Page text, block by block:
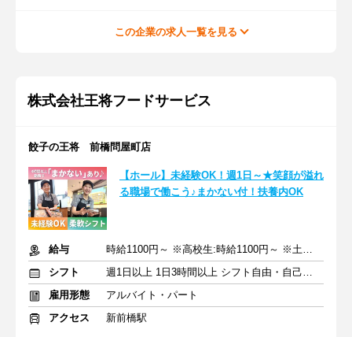
この企業の求人一覧を見る
株式会社王将フードサービス
餃子の王将 前橋問屋町店
【ホール】未経験OK！週1日～★笑顔が溢れ
る職場で働こう♪まかない付！扶養内OK
給与
時給1100円～ ※高校生:時給1100円～ ※土日祝+50円
シフト
週1日以上 1日3時間以上 シフト自由・自己申告
雇用形態
アルバイト・パート
アクセス
新前橋駅